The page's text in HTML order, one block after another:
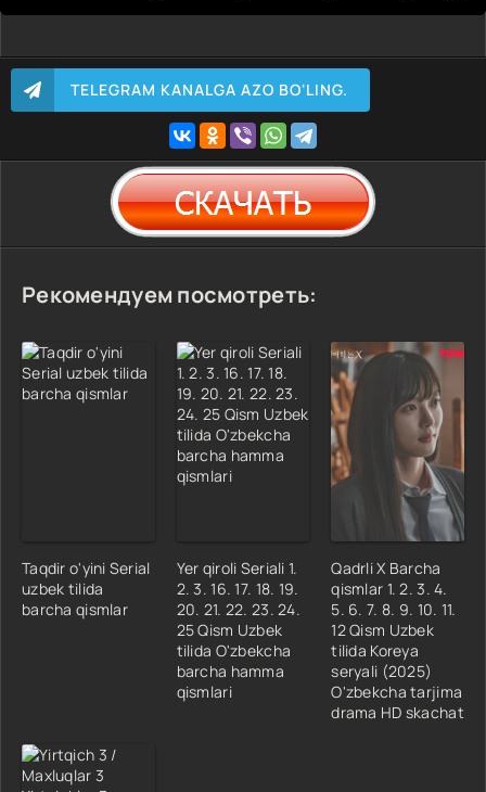
TELEGRAM KANALGA AZO BO'LING.
Рекомендуем посмотреть:
Taqdir o'yini Serial
uzbek tilida
barcha qismlar
Yer qiroli Seriali 1.
2. 3. 16. 17. 18. 19.
20. 21. 22. 23. 24.
25 Qism Uzbek
tilida O'zbekcha
barcha hamma
qismlari
Qadrli X Barcha
qismlar 1. 2. 3. 4.
5. 6. 7. 8. 9. 10. 11.
12 Qism Uzbek
tilida Koreya
seryali (2025)
O'zbekcha tarjima
drama HD skachat